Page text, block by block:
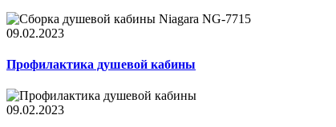
09.02.2023
Профилактика душевой кабины
09.02.2023